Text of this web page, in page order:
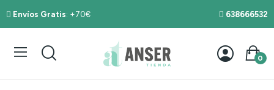
Envíos Gratis: +70€ 638666532
0